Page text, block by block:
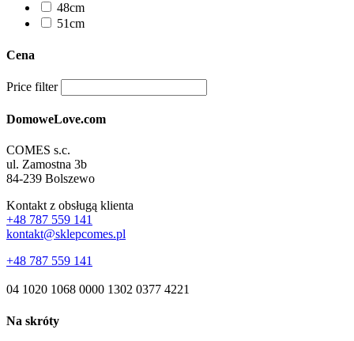
48cm
51cm
Cena
Price filter
DomoweLove.com
COMES s.c.
ul. Zamostna 3b
84-239 Bolszewo
Kontakt z obsługą klienta
+48 787 559 141
kontakt@sklepcomes.pl
+48 787 559 141
04 1020 1068 0000 1302 0377 4221
Na skróty